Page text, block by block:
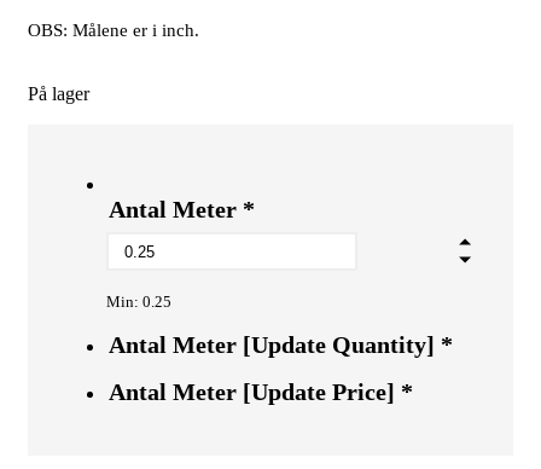
OBS: Målene er i inch.
På lager
Antal Meter *
Min: 0.25
Antal Meter [Update Quantity] *
Antal Meter [Update Price] *